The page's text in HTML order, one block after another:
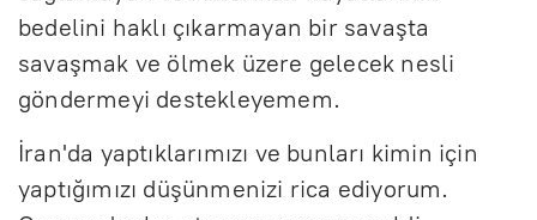
bedelini haklı çıkarmayan bir savaşta
savaşmak ve ölmek üzere gelecek nesli
göndermeyi destekleyemem.
İran'da yaptıklarımızı ve bunları kimin için
yaptığımızı düşünmenizi rica ediyorum.